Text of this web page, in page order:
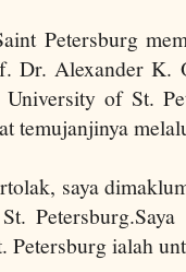
Petersburg
Dr. Alexander K.
University of St.
temujanjinya
saya
St. Petersburg.
Petersburgialah